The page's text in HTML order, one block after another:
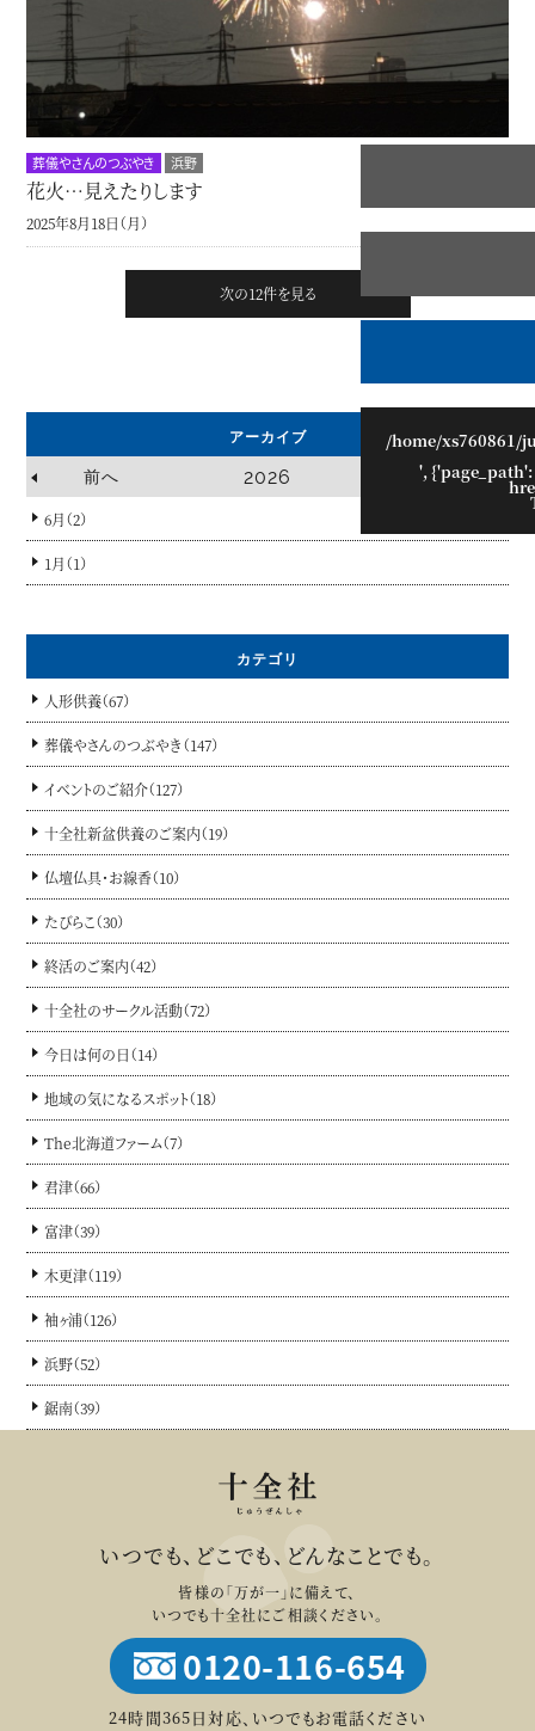
/home/
',
葬儀やさんのつぶやき 浜野
花火…見えたりします
2025年8月18日（月）
次の12件を見る
アーカイブ
前へ 2026
6月（2）
1月（1）
カテゴリ
人形供養（67）
葬儀やさんのつぶやき（147）
イベントのご紹介（127）
十全社新盆供養のご案内（19）
仏壇仏具・お線香（10）
たびらこ（30）
終活のご案内（42）
十全社のサークル活動（72）
今日は何の日（14）
地域の気になるスポット（18）
The北海道ファーム（7）
君津（66）
富津（39）
木更津（119）
袖ヶ浦（126）
浜野（52）
鋸南（39）
いつでも、どこでも、どんなことでも。
皆様の「万が一」に備えて、
いつでも十全社にご相談ください。
0120-116-654
24時間365日対応、いつでもお電話ください